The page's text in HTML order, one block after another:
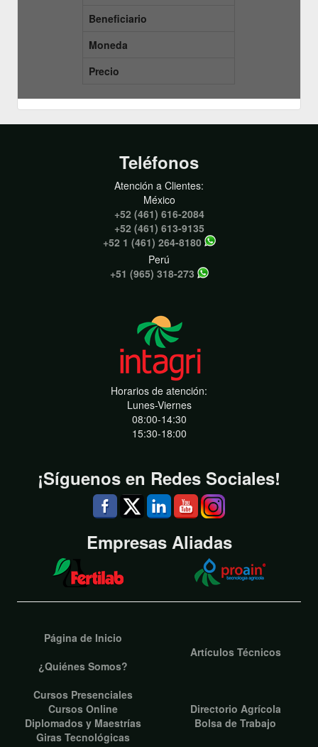
Beneficiario
Moneda
Precio
Teléfonos
Atención a Clientes:
México
+52 (461) 616-2084
+52 (461) 613-9135
+52 1 (461) 264-8180
Perú
+51 (965) 318-273
Horarios de atención:
Lunes-Viernes
08:00-14:30
15:30-18:00
¡Síguenos en Redes Sociales!
Empresas Aliadas
Página de Inicio
¿Quiénes Somos?
Artículos Técnicos
Cursos Presenciales
Cursos Online
Diplomados y Maestrías
Giras Tecnológicas
Directorio Agrícola
Bolsa de Trabajo